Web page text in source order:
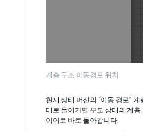
계층 구조 이동경로 위치
현재 상태 머신의 “이동 경로”
태로 들어가면 부모 상태의 계
이어로 바로 돌아갑니다.